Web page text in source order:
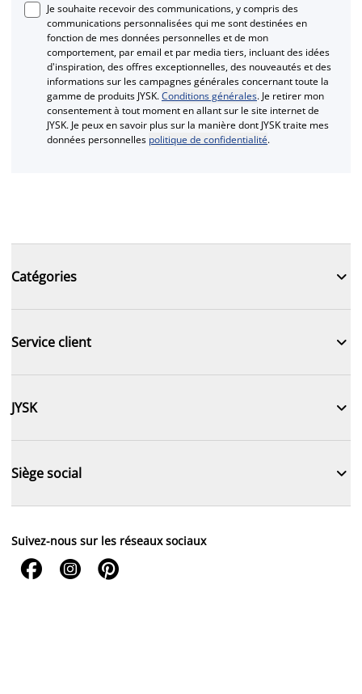
Je souhaite recevoir des communications, y compris des
communications personnalisées qui me sont destinées en
fonction de mes données personnelles et de mon
comportement, par email et par media tiers, incluant des idées
d'inspiration, des offres exceptionnelles, des nouveautés et des
informations sur les campagnes générales concernant toute la
gamme de produits JYSK.Conditions générales. Je retirer mon
consentement à tout moment en allant sur le site internet de
JYSK. Je peux en savoir plus sur la manière dont JYSK traite mes
données personnelles politique de confidentialité.
Catégories 
Service client 
JYSK 
Siège social 
Suivez-nous sur les réseaux sociaux
  